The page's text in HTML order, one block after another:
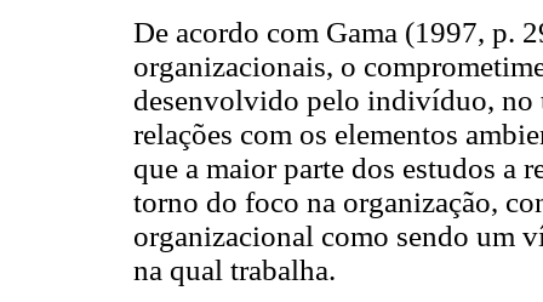
De acordo com Gama (1997, p.
organizacionais, o
desenvolvido pelo indivíduo, no
relações com os elementos
que a maior parte dos estudos a
torno do foco na organização,
organizacional como sendo um
na qual trabalha.